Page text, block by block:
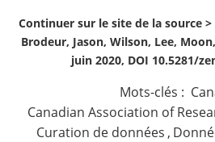
Continuer sur le site de la source >
Brodeur, Jason, Wilson, Lee,
juin 2020, DOI 10.5281/
Mots-clés :
Canadian Association of
Curation de données ,